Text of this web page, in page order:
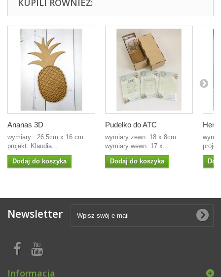
KUPILI RÓWNIEŻ:
Ananas 3D
wymiary: 26,5cm x 16 cm
projekt: Klaudia...
Dodaj do koszyka
Pudełko do ATC
wymiary zewn: 18 x 8cm
wymiary wewn: 17 x...
Dodaj do koszyka
Newsletter
Informacja